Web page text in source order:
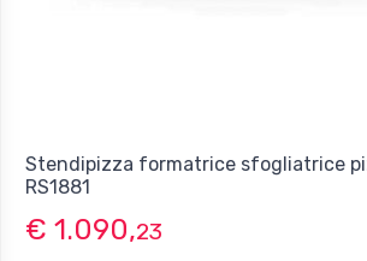
Stendipizza formatrice sfogliatrice
RS1881
€ 1.090,23